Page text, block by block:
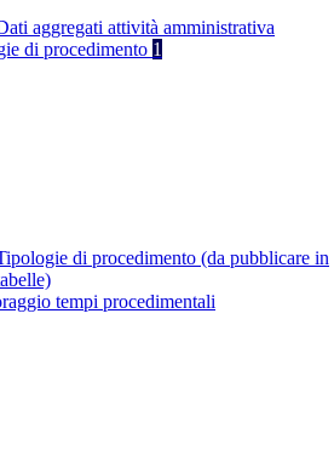
aggregati attività amministrativa
di procedimento 1
di procedimento (da pubblicare in
tempi procedimentali